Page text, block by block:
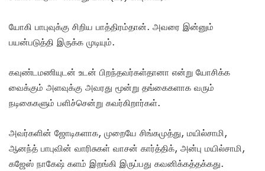
யோகி பாபுவுக்கு சிறிய பாத்திரம்தான். அவரை இன்னும்
பயன்படுத்தி இருக்க முடியும்.
கவுண்டமணியுடன் உடன் பிறந்தவர்கள்தானா என்று யோசிக்க
வைக்கும் அளவுக்கு அவரது மூன்று தங்கைகளாக வரும்
நடிகைகளும் பளிச்சென்று கவர்கிறார்கள்.
அவர்களின் ஜோடிகளாக, முறையே சிங்கமுத்து, மயில்சாமி,
ஆனந்த் பாபுவின் வாரிசுகள் வாசன் கார்த்திக், அன்பு மயில்சாமி,
கஜேஸ் நாகேஷ் களம் இறங்கி இருப்பது கவனிக்கத்தக்கது.